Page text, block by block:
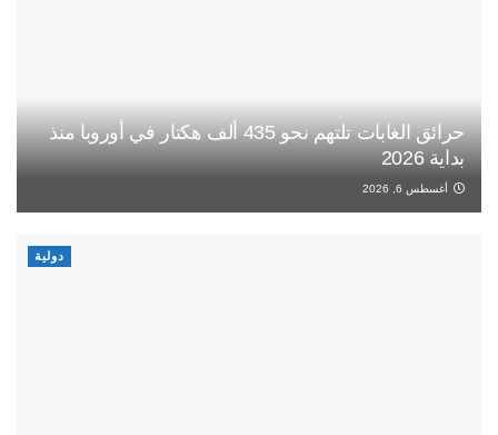
حرائق الغابات تلتهم نحو 435 ألف هكتار في أوروبا منذ
بداية 2026
أغسطس 6, 2026
دولية